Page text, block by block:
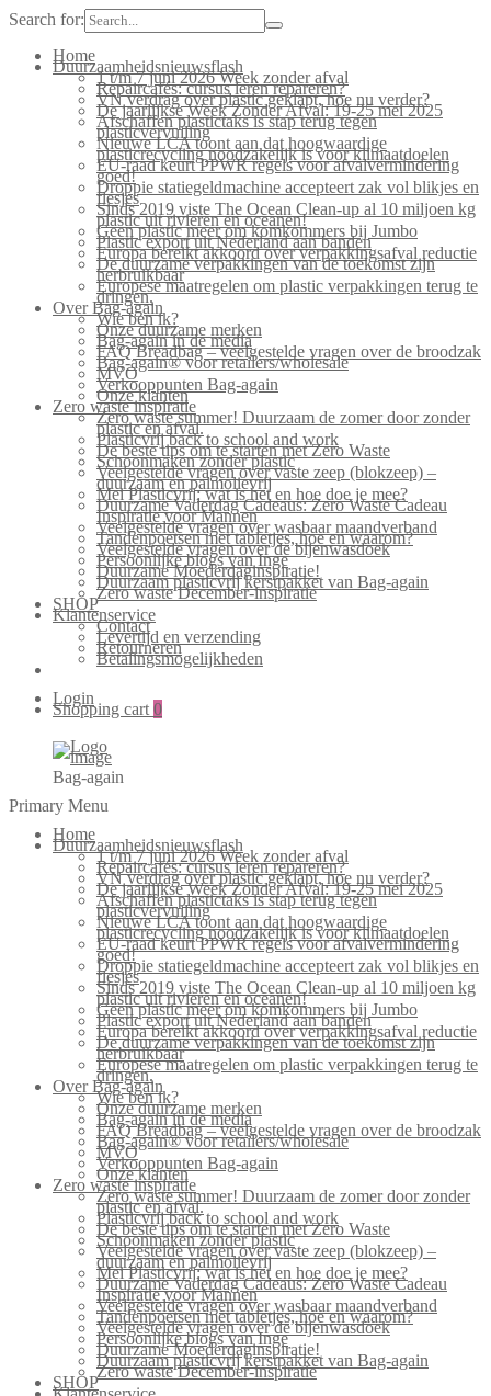
Search for:
Home
Duurzaamheidsnieuwsflash
1 t/m 7 juni 2026 Week zonder afval
Repaircafés: cursus leren repareren?
VN verdrag over plastic geklapt, hoe nu verder?
De jaarlijkse Week Zonder Afval: 19-25 mei 2025
Afschaffen plastictaks is stap terug tegen
plasticvervuiling
Nieuwe LCA toont aan dat hoogwaardige
plasticrecycling noodzakelijk is voor klimaatdoelen
EU-raad keurt PPWR regels voor afvalvermindering
goed!
Droppie statiegeldmachine accepteert zak vol blikjes en
flesjes
Sinds 2019 viste The Ocean Clean-up al 10 miljoen kg
plastic uit rivieren en oceanen!
Geen plastic meer om komkommers bij Jumbo
Plastic export uit Nederland aan banden
Europa bereikt akkoord over verpakkingsafval reductie
De duurzame verpakkingen van de toekomst zijn
herbruikbaar
Europese maatregelen om plastic verpakkingen terug te
dringen.
Over Bag-again
Wie ben ik?
Onze duurzame merken
Bag-again in de media
FAQ Breadbag – veelgestelde vragen over de broodzak
Bag-again® voor retailers/wholesale
MVO
Verkooppunten Bag-again
Onze klanten
Zero waste inspiratie
Zero waste summer! Duurzaam de zomer door zonder
plastic en afval.
Plasticvrij back to school and work
De beste tips om te starten met Zero Waste
Schoonmaken zonder plastic
Veelgestelde vragen over vaste zeep (blokzeep) –
duurzaam en palmolievrij
Mei Plasticvrij: wat is het en hoe doe je mee?
Duurzame Vaderdag Cadeaus: Zero Waste Cadeau
Inspiratie voor Mannen
Veelgestelde vragen over wasbaar maandverband
Tandenpoetsen met tabletjes, hoe en waarom?
Veelgestelde vragen over de bijenwasdoek
Persoonlijke blogs van Inge
Duurzame Moederdaginspiratie!
Duurzaam plasticvrij kerstpakket van Bag-again
Zero waste December-inspiratie
SHOP
Klantenservice
Contact
Levertijd en verzending
Retourneren
Betalingsmogelijkheden
Login
Shopping cart 0
Bag-again
Primary Menu
Home
Duurzaamheidsnieuwsflash
1 t/m 7 juni 2026 Week zonder afval
Repaircafés: cursus leren repareren?
VN verdrag over plastic geklapt, hoe nu verder?
De jaarlijkse Week Zonder Afval: 19-25 mei 2025
Afschaffen plastictaks is stap terug tegen
plasticvervuiling
Nieuwe LCA toont aan dat hoogwaardige
plasticrecycling noodzakelijk is voor klimaatdoelen
EU-raad keurt PPWR regels voor afvalvermindering
goed!
Droppie statiegeldmachine accepteert zak vol blikjes en
flesjes
Sinds 2019 viste The Ocean Clean-up al 10 miljoen kg
plastic uit rivieren en oceanen!
Geen plastic meer om komkommers bij Jumbo
Plastic export uit Nederland aan banden
Europa bereikt akkoord over verpakkingsafval reductie
De duurzame verpakkingen van de toekomst zijn
herbruikbaar
Europese maatregelen om plastic verpakkingen terug te
dringen.
Over Bag-again
Wie ben ik?
Onze duurzame merken
Bag-again in de media
FAQ Breadbag – veelgestelde vragen over de broodzak
Bag-again® voor retailers/wholesale
MVO
Verkooppunten Bag-again
Onze klanten
Zero waste inspiratie
Zero waste summer! Duurzaam de zomer door zonder
plastic en afval.
Plasticvrij back to school and work
De beste tips om te starten met Zero Waste
Schoonmaken zonder plastic
Veelgestelde vragen over vaste zeep (blokzeep) –
duurzaam en palmolievrij
Mei Plasticvrij: wat is het en hoe doe je mee?
Duurzame Vaderdag Cadeaus: Zero Waste Cadeau
Inspiratie voor Mannen
Veelgestelde vragen over wasbaar maandverband
Tandenpoetsen met tabletjes, hoe en waarom?
Veelgestelde vragen over de bijenwasdoek
Persoonlijke blogs van Inge
Duurzame Moederdaginspiratie!
Duurzaam plasticvrij kerstpakket van Bag-again
Zero waste December-inspiratie
SHOP